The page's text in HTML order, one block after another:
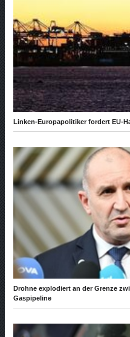
Linken-Europapolitiker fordert EU-
Drohne explodiert an der Grenze
Gaspipeline